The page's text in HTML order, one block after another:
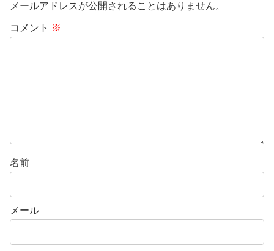
メールアドレスが公開されることはありません。
コメント ※
名前
メール